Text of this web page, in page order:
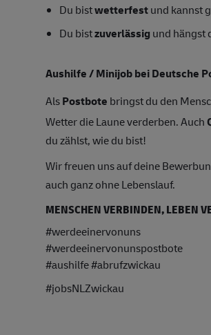
Du bistwetterfestund kannst
Du bistzuverlässig und hängst
Aushilfe / Minijob bei Deutsche
AlsPostbote bringst du den
Wetter die Laune verderben. Auch
du zählst, wie du bist!
Wir freuen uns auf deine
auch ganz ohne Lebenslauf.
MENSCHEN VERBINDEN, LEBEN
#werdeeinervonuns
#werdeeinervonunspostbote
#aushilfe #abrufzwickau
#jobsNLZwickau